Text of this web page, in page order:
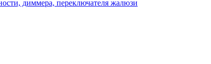
диммера, переключателя жалюзи